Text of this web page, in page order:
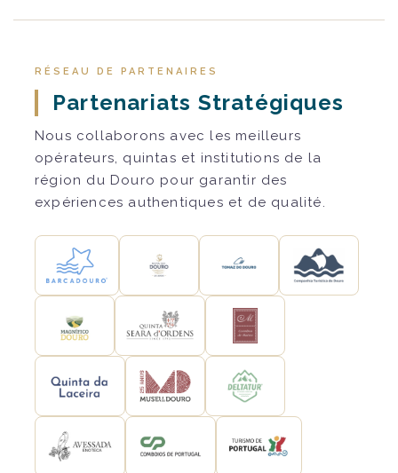
RÉSEAU DE PARTENAIRES
Partenariats Stratégiques
Nous collaborons avec les meilleurs
opérateurs, quintas et institutions de la
région du Douro pour garantir des
expériences authentiques et de qualité.